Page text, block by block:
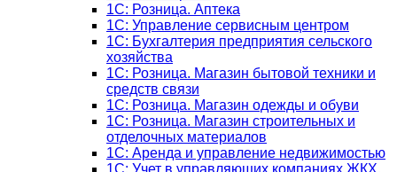
1С: Розница. Аптека
1С: Управление сервисным центром
1С: Бухгалтерия предприятия сельского
хозяйства
1С: Розница. Магазин бытовой техники и
средств связи
1С: Розница. Магазин одежды и обуви
1С: Розница. Магазин строительных и
отделочных материалов
1С: Аренда и управление недвижимостью
1C: Учет в управляющих компаниях ЖКХ,